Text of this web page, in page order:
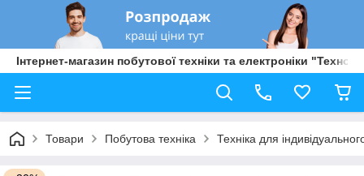
Інтернет-магазин побутової техніки та електроніки "Техно
Товари Побутова техніка Техніка для